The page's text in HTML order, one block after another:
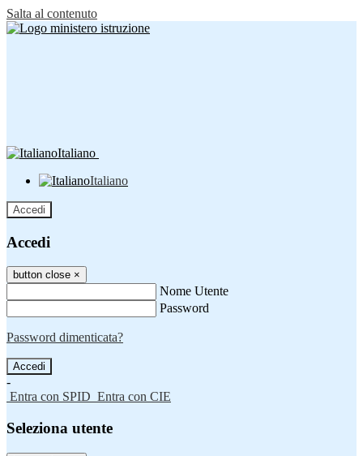
Salta al contenuto
Italiano
Italiano
Accedi
Accedi
button close ×
Nome Utente
Password
Password dimenticata?
-
Entra con SPID Entra con CIE
Seleziona utente